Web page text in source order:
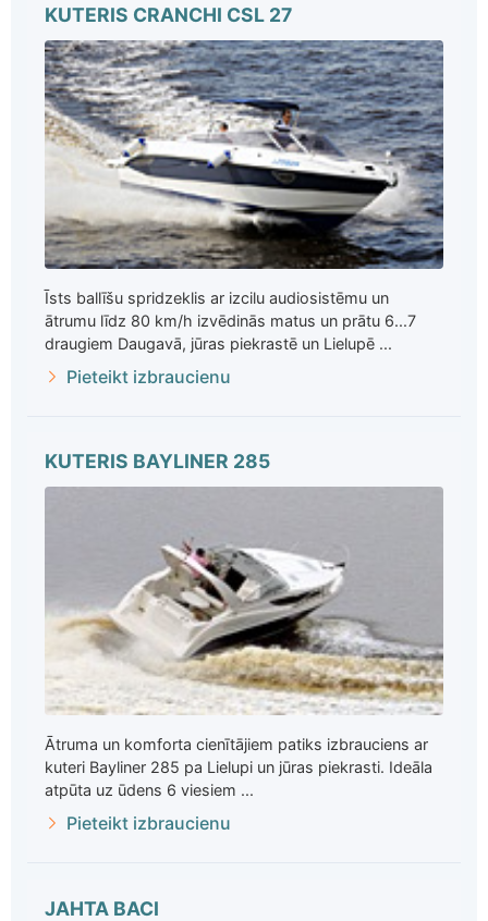
KUTERIS CRANCHI CSL 27
Īsts ballīšu spridzeklis ar izcilu audiosistēmu un
ātrumu līdz 80 km/h izvēdinās matus un prātu 6...7
draugiem Daugavā, jūras piekrastē un Lielupē ...
Pieteikt izbraucienu
KUTERIS BAYLINER 285
Ātruma un komforta cienītājiem patiks izbrauciens ar
kuteri Bayliner 285 pa Lielupi un jūras piekrasti. Ideāla
atpūta uz ūdens 6 viesiem ...
Pieteikt izbraucienu
JAHTA BACI